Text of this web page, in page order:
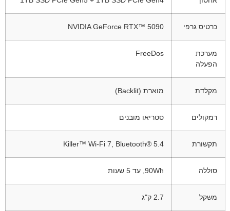
כרטיס גרפי NVIDIA GeForce RTX™ 5090
מערכת
הפעלה
FreeDos
מקלדת מוארת (Backlit)
רמקולים סטריאו מובנים
תקשורת Killer™ Wi-Fi 7, Bluetooth® 5.4
סוללה 90Wh, עד 5 שעות
משקל 2.7 ק"ג